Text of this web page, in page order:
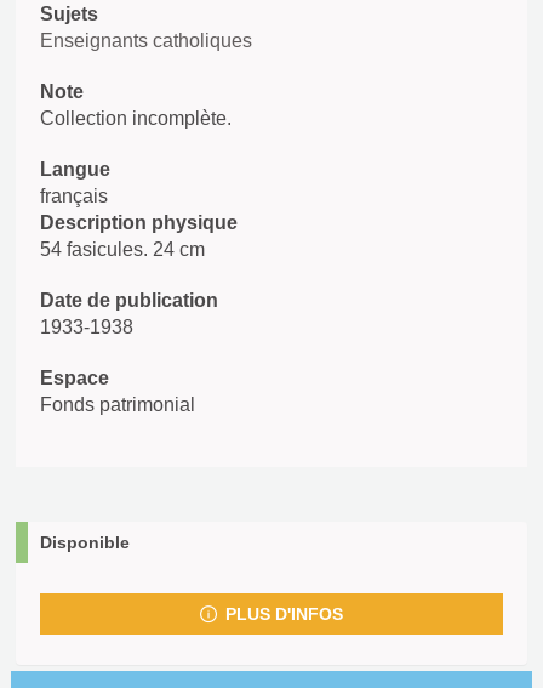
Sujets
Enseignants catholiques
Note
Collection incomplète.
Langue
français
Description physique
54 fasicules. 24 cm
Date de publication
1933-1938
Espace
Fonds patrimonial
Disponible
PLUS D'INFOS